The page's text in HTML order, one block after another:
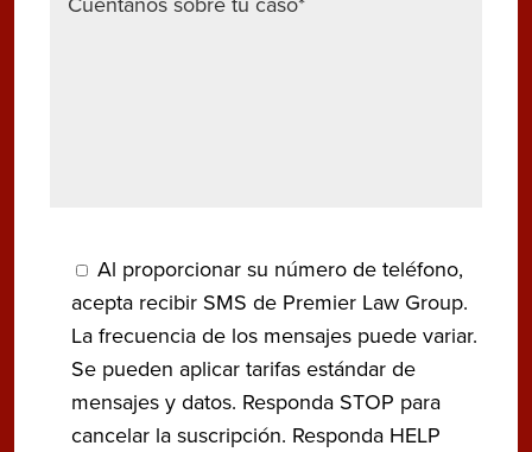
Al proporcionar su número de teléfono,
acepta recibir SMS de Premier Law Group.
La frecuencia de los mensajes puede variar.
Se pueden aplicar tarifas estándar de
mensajes y datos. Responda STOP para
cancelar la suscripción. Responda HELP